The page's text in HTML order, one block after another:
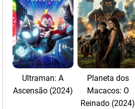
Ultraman: A
Ascensão (2024)
Planeta dos
Macacos: O
Reinado (2024)